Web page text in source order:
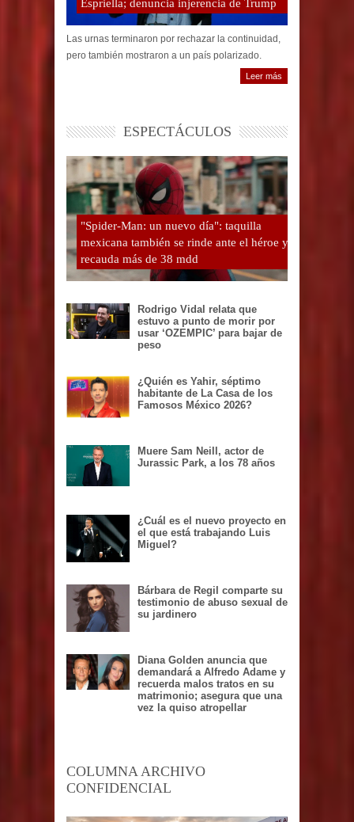
Espriella; denuncia injerencia de Trump
Las urnas terminaron por rechazar la continuidad,
pero también mostraron a un país polarizado.
Leer más
ESPECTÁCULOS
"Spider-Man: un nuevo día": taquilla
mexicana también se rinde ante el héroe y
recauda más de 38 mdd
Rodrigo Vidal relata que
estuvo a punto de morir por
usar ‘OZEMPIC’ para bajar de
peso
¿Quién es Yahir, séptimo
habitante de La Casa de los
Famosos México 2026?
Muere Sam Neill, actor de
Jurassic Park, a los 78 años
¿Cuál es el nuevo proyecto en
el que está trabajando Luis
Miguel?
Bárbara de Regil comparte su
testimonio de abuso sexual de
su jardinero
Diana Golden anuncia que
demandará a Alfredo Adame y
recuerda malos tratos en su
matrimonio; asegura que una
vez la quiso atropellar
COLUMNA ARCHIVO
CONFIDENCIAL